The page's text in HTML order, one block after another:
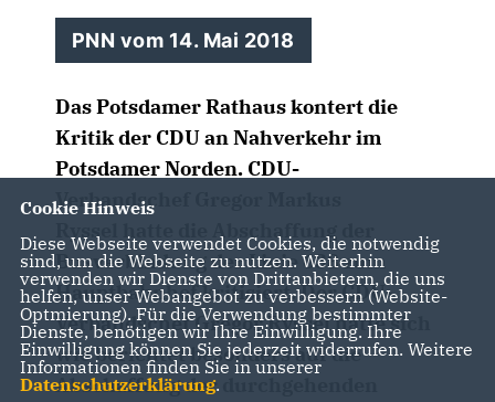
PNN vom 14. Mai 2018
Das Potsdamer Rathaus kontert die
Kritik der CDU an Nahverkehr im
Potsdamer Norden. CDU-
Verbandschef Gregor Markus
Ryssel hatte die Abschaffung der
Busverbindung der Linie 638 zum
Hauptbahnhof kritisiert. Der CDU-
Verbandschef Gregor Ryssel hatte sich
wie berichtet besonders auf die
Abschaffung der durchgehenden
Cookie Hinweis
Diese Webseite verwendet Cookies, die notwendig
sind, um die Webseite zu nutzen. Weiterhin
verwenden wir Dienste von Drittanbietern, die uns
helfen, unser Webangebot zu verbessern (Website-
Optmierung). Für die Verwendung bestimmter
Dienste, benötigen wir Ihre Einwilligung. Ihre
Einwilligung können Sie jederzeit widerrufen. Weitere
Informationen finden Sie in unserer
Datenschutzerklärung.